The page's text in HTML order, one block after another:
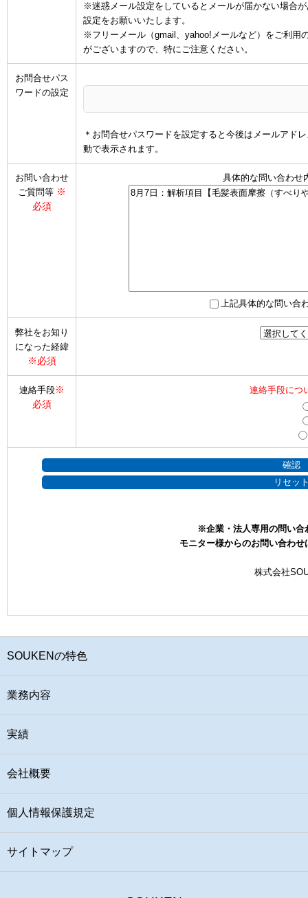
※迷惑メール設定をしているとメールが届かない場合
設定をお願いいたします。
※フリーメール（gmail、yahoo!メールなど）をご利用
がございますので、特にご注意ください。
お問合せパス
ワードの設定
＊お問合せパスワードを設定すると今後はメールアド
動で表示されます。
お問い合わせ
ご質問等 ※
必須
具体的な問い合わせ
上記具体的な問い合
弊社をお知り
になった経緯
※必須
連絡手段※
必須
連絡手段につ
※企業・法人専用の問い合
モニター様からのお問い合わせ
株式会社
SOUKENの特色
業務内容
実績
会社概要
個人情報保護規定
サイトマップ